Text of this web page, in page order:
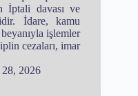
İptali davası ve
İdare, kamu
işlemler
cezaları, imar
2026